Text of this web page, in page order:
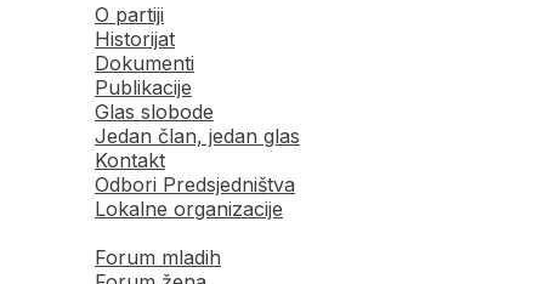
O partiji
Historijat
Dokumenti
Publikacije
Glas slobode
Jedan član, jedan glas
Kontakt
Odbori Predsjedništva
Lokalne organizacije
Forum mladih